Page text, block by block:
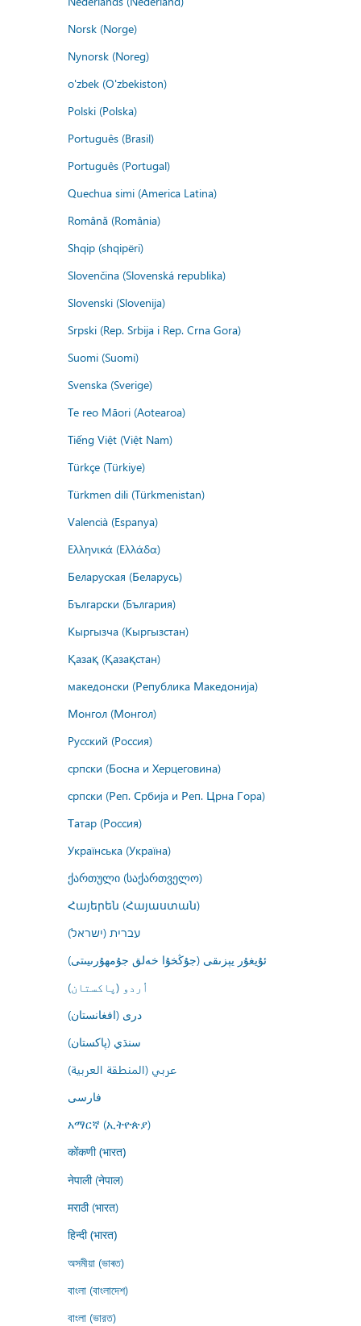
Norsk (Norge)
Nynorsk (Noreg)
o'zbek (O'zbekiston)
Polski (Polska)
Português (Brasil)
Português (Portugal)
Quechua simi (America Latina)
Română (România)
Shqip (shqipëri)
Slovenčina (Slovenská republika)
Slovenski (Slovenija)
Srpski (Rep. Srbija i Rep. Crna Gora)
Suomi (Suomi)
Svenska (Sverige)
Te reo Māori (Aotearoa)
Tiếng Việt (Việt Nam)
Türkçe (Türkiye)
Türkmen dili (Türkmenistan)
Valencià (Espanya)
Ελληνικά (Ελλάδα)
Беларуская (Беларусь)
Български (България)
Кыргызча (Кыргызстан)
Қазақ (Қазақстан)
македонски (Република Македонија)
Монгол (Монгол)
Русский (Россия)
српски (Босна и Херцеговина)
српски (Реп. Србија и Реп. Црна Гора)
Татар (Россия)
Українська (Україна)
ქართული (საქართველო)
Հայերեն (Հայաստան)
עברית (ישראל)
ئۇيغۇر يېزىقى (جۇڭخۇا خەلق جۇمھۇرىيىتى)
اُردو (پاکستان)
درى (افغانستان)
سنڌي (پاکستان)
عربي (المنطقة العربية)
فارسى
አማርኛ (ኢትዮጵያ)
कोंकणी (भारत)
नेपाली (नेपाल)
मराठी (भारत)
हिन्दी (भारत)
অসমীয়া (ভাৰত)
বাংলা (বাংলাদেশ)
বাংলা (ভারত)